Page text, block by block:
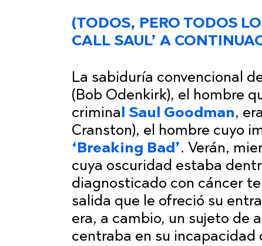
(TODOS, PERO TODOS
CALL SAUL’ A
La sabiduría convencional
(Bob Odenkirk), el hombre
criminal Saul Goodman,
Cranston), el hombre cuyo
‘Breaking Bad’. Verán,
cuya oscuridad estaba
diagnosticado con cáncer
salida que le ofreció su
era, a cambio, un sujeto de
centraba en su incapacidad